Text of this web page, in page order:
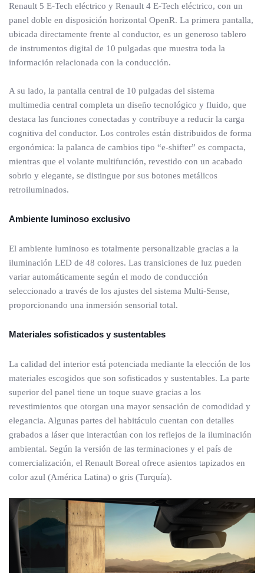
Renault 5 E-Tech eléctrico y Renault 4 E-Tech eléctrico, con un
panel doble en disposición horizontal OpenR. La primera pantalla,
ubicada directamente frente al conductor, es un generoso tablero
de instrumentos digital de 10 pulgadas que muestra toda la
información relacionada con la conducción.
A su lado, la pantalla central de 10 pulgadas del sistema
multimedia central completa un diseño tecnológico y fluido, que
destaca las funciones conectadas y contribuye a reducir la carga
cognitiva del conductor. Los controles están distribuidos de forma
ergonómica: la palanca de cambios tipo “e-shifter” es compacta,
mientras que el volante multifunción, revestido con un acabado
sobrio y elegante, se distingue por sus botones metálicos
retroiluminados.
Ambiente luminoso exclusivo
El ambiente luminoso es totalmente personalizable gracias a la
iluminación LED de 48 colores. Las transiciones de luz pueden
variar automáticamente según el modo de conducción
seleccionado a través de los ajustes del sistema Multi-Sense,
proporcionando una inmersión sensorial total.
Materiales sofisticados y sustentables
La calidad del interior está potenciada mediante la elección de los
materiales escogidos que son sofisticados y sustentables. La parte
superior del panel tiene un toque suave gracias a los
revestimientos que otorgan una mayor sensación de comodidad y
elegancia. Algunas partes del habitáculo cuentan con detalles
grabados a láser que interactúan con los reflejos de la iluminación
ambiental. Según la versión de las terminaciones y el país de
comercialización, el Renault Boreal ofrece asientos tapizados en
color azul (América Latina) o gris (Turquía).